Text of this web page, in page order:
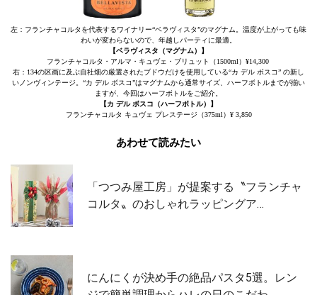
左：フランチャコルタを代表するワイナリー“ベラヴィスタ”のマグナム。温度が上がっても味
わいが変わらないので、年越しパーティに最適。
【ベラヴィスタ（マグナム）】
フランチャコルタ・アルマ・キュヴェ・ブリュット（1500ml）¥14,300
右：134の区画に及ぶ自社畑の厳選されたブドウだけを使用している“カ デル ボスコ” の新し
いノンヴィンテージ。“カ デル ボスコ”はマグナムから通常サイズ、ハーフボトルまでが揃い
ますが、今回はハーフボトルをご紹介。
【カ デル ボスコ（ハーフボトル）】
フランチャコルタ キュヴェ プレステージ（375ml）¥ 3,850
あわせて読みたい
「つつみ屋工房」が提案する〝フランチャ
コルタ〟のおしゃれラッピングア…
にんにくが決め手の絶品パスタ5選。レン